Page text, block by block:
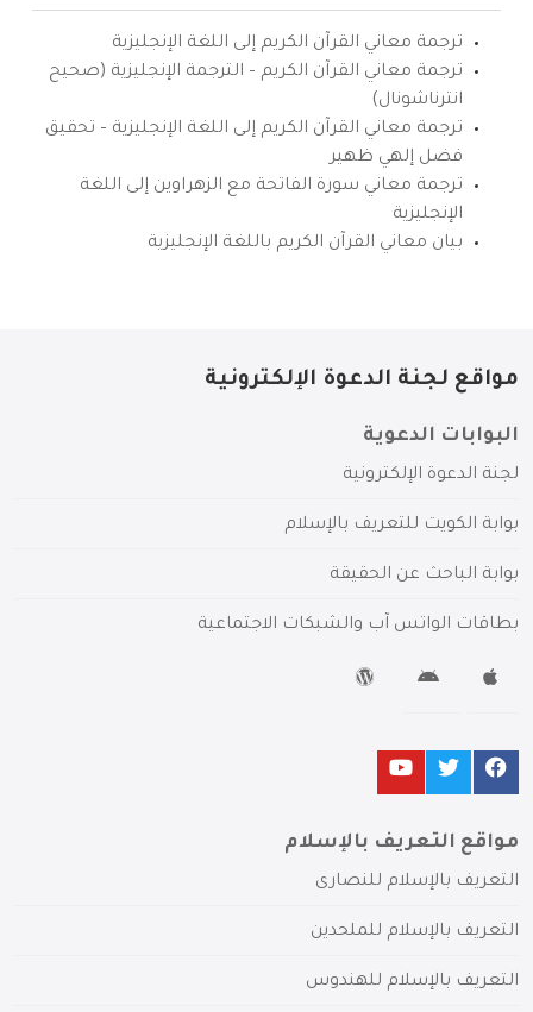
ترجمة معاني القرآن الكريم إلى اللغة الإنجليزية
ترجمة معاني القرآن الكريم – الترجمة الإنجليزية (صحيح
انترناشونال)
ترجمة معاني القرآن الكريم إلى اللغة الإنجليزية – تحقيق
فضل إلهي ظهير
ترجمة معاني سورة الفاتحة مع الزهراوين إلى اللغة
الإنجليزية
بيان معاني القرآن الكريم باللغة الإنجليزية
مواقع لجنة الدعوة الإلكترونية
البوابات الدعوية
لجنة الدعوة الإلكترونية
بوابة الكويت للتعريف بالإسلام
بوابة الباحث عن الحقيقة
بطاقات الواتس آب والشبكات الاجتماعية
مواقع التعريف بالإسلام
التعريف بالإسلام للنصارى
التعريف بالإسلام للملحدين
التعريف بالإسلام للهندوس